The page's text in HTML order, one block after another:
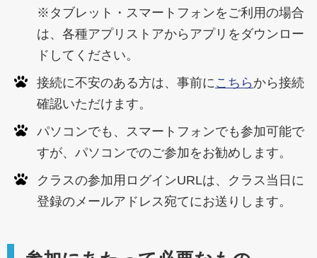
※タブレット・スマートフォンをご利用の場合
は、各種アプリストアからアプリをダウンロー
ドしてください。
接続に不安のある方は、事前にこちら から接続
確認いただけます。
パソコンでも、スマートフォンでも参加可能で
すが、パソコンでのご参加をお勧めします。
クラスの参加用ログインURLは、クラス当日に
登録のメールアドレス宛てにお送りします。